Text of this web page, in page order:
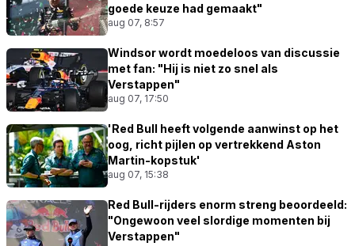
goede keuze had gemaakt"
aug 07, 8:57
Windsor wordt moedeloos van discussie
met fan: "Hij is niet zo snel als
Verstappen"
aug 07, 17:50
'Red Bull heeft volgende aanwinst op het
oog, richt pijlen op vertrekkend Aston
Martin-kopstuk'
aug 07, 15:38
Red Bull-rijders enorm streng beoordeeld:
"Ongewoon veel slordige momenten bij
Verstappen"